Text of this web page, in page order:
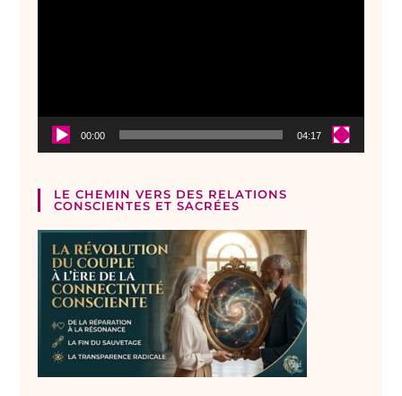
00:00 04:17
LE CHEMIN VERS DES RELATIONS
CONSCIENTES ET SACRÉES